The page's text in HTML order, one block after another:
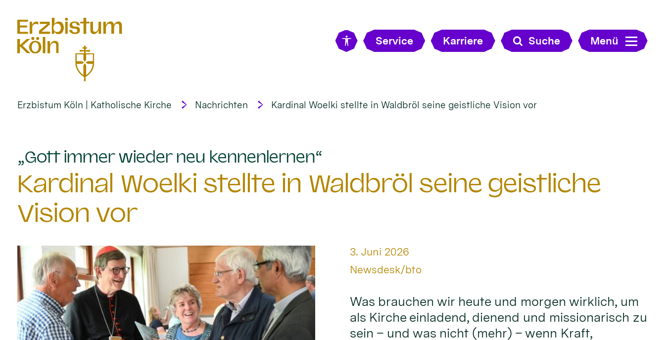
Service Karriere Suche Menü
Erzbistum Köln | Katholische Kirche Nachrichten Kardinal Woelki stellte in Waldbröl seine geistliche Vision vor
„Gott immer wieder neu kennenlernen“
Kardinal Woelki stellte in Waldbröl seine geistliche
Vision vor
Datum:
3. Juni 2026
Von:
Newsdesk/bto
Was brauchen wir heute und morgen wirklich, um
als Kirche einladend, dienend und missionarisch zu
sein – und was nicht (mehr) – wenn Kraft,